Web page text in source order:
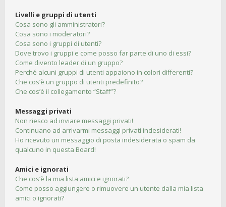
Livelli e gruppi di utenti
Cosa sono gli amministratori?
Cosa sono i moderatori?
Cosa sono i gruppi di utenti?
Dove trovo i gruppi e come posso far parte di uno di essi?
Come divento leader di un gruppo?
Perché alcuni gruppi di utenti appaiono in colori differenti?
Che cos’è un gruppo di utenti predefinito?
Che cos’è il collegamento “Staff”?
Messaggi privati
Non riesco ad inviare messaggi privati!
Continuano ad arrivarmi messaggi privati indesiderati!
Ho ricevuto un messaggio di posta indesiderata o spam da
qualcuno in questa Board!
Amici e ignorati
Che cos’è la mia lista amici e ignorati?
Come posso aggiungere o rimuovere un utente dalla mia lista
amici o ignorati?